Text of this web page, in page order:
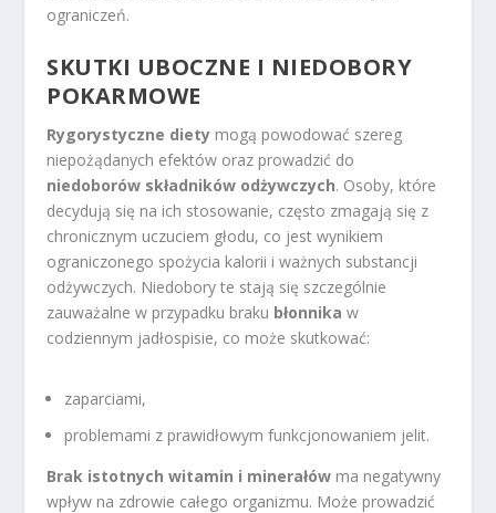
ograniczeń.
SKUTKI UBOCZNE I NIEDOBORY
POKARMOWE
Rygorystyczne diety mogą powodować szereg
niepożądanych efektów oraz prowadzić do
niedoborów składników odżywczych. Osoby, które
decydują się na ich stosowanie, często zmagają się z
chronicznym uczuciem głodu, co jest wynikiem
ograniczonego spożycia kalorii i ważnych substancji
odżywczych. Niedobory te stają się szczególnie
zauważalne w przypadku braku błonnika w
codziennym jadłospisie, co może skutkować:
zaparciami,
problemami z prawidłowym funkcjonowaniem jelit.
Brak istotnych witamin i minerałów ma negatywny
wpływ na zdrowie całego organizmu. Może prowadzić